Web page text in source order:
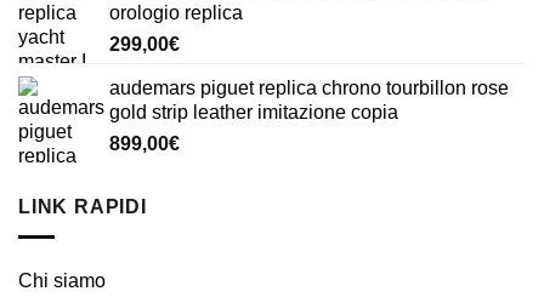
orologio replica
299,00€
audemars piguet replica chrono tourbillon rose
gold strip leather imitazione copia
899,00€
LINK RAPIDI
Chi siamo